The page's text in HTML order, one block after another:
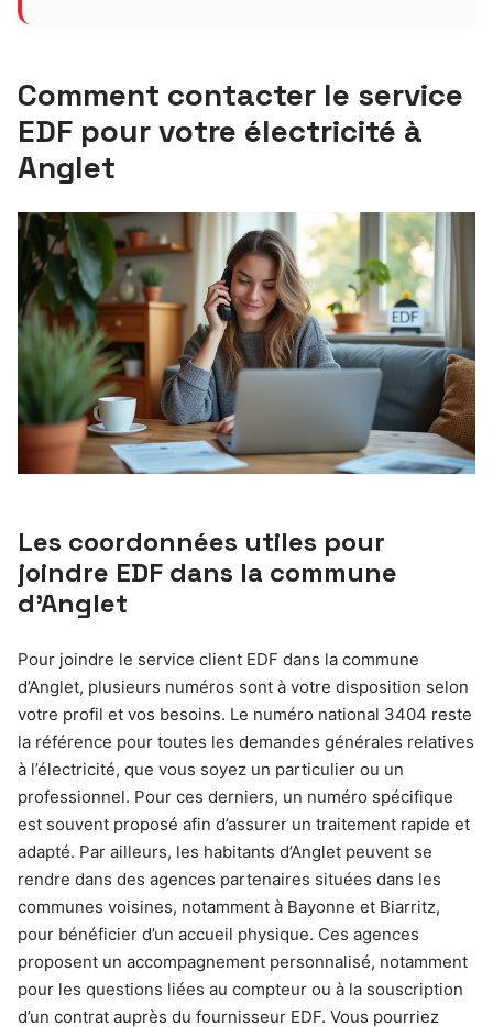
Comment contacter le service
EDF pour votre électricité à
Anglet
Les coordonnées utiles pour
joindre EDF dans la commune
d’Anglet
Pour joindre le service client EDF dans la commune
d’Anglet, plusieurs numéros sont à votre disposition selon
votre profil et vos besoins. Le numéro national 3404 reste
la référence pour toutes les demandes générales relatives
à l’électricité, que vous soyez un particulier ou un
professionnel. Pour ces derniers, un numéro spécifique
est souvent proposé afin d’assurer un traitement rapide et
adapté. Par ailleurs, les habitants d’Anglet peuvent se
rendre dans des agences partenaires situées dans les
communes voisines, notamment à Bayonne et Biarritz,
pour bénéficier d’un accueil physique. Ces agences
proposent un accompagnement personnalisé, notamment
pour les questions liées au compteur ou à la souscription
d’un contrat auprès du fournisseur EDF. Vous pourriez